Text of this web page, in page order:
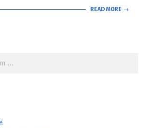
READ MORE →